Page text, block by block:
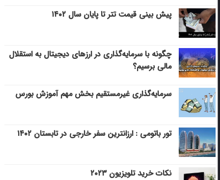
پیش بینی قیمت تتر تا پایان سال ۱۴۰۲
چگونه با سرمایه‌گذاری در ارزهای دیجیتال به استقلال
مالی برسیم؟
سرمایه‌گذاری غیرمستقیم بخش مهم آموزش بورس
تور باتومی : ارزانترین سفر خارجی در تابستان ۱۴۰۲
نکات خرید تلویزیون ۲۰۲۳